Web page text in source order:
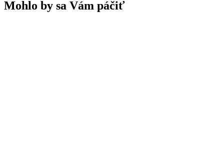
Mohlo by sa Vám páčiť